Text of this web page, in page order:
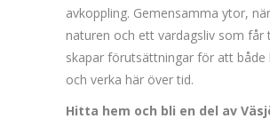
avkoppling. Gemensamma ytor,
naturen och ett vardagsliv som får
skapar förutsättningar för att både
och verka här över tid.
Hitta hem och bli en del av